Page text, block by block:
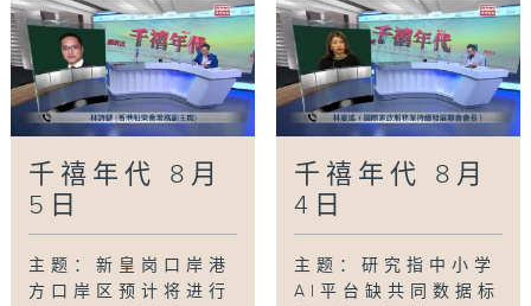
千禧年代 8月
5日
主题：新皇岗口岸港
方口岸区预计将进行
千禧年代 8月
4日
主题：研究指中小学
AI平台缺共同数据标